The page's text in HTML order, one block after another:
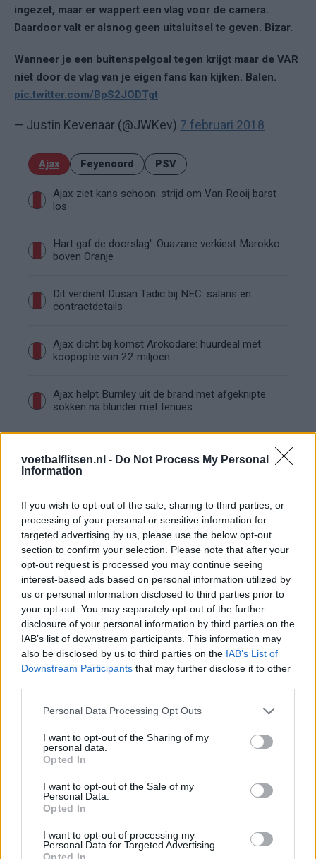
voetbalflitsen.nl - Do Not Process My Personal
Information
If you wish to opt-out of the sale, sharing to third parties, or
processing of your personal or sensitive information for
targeted advertising by us, please use the below opt-out
section to confirm your selection. Please note that after your
opt-out request is processed you may continue seeing
interest-based ads based on personal information utilized by
us or personal information disclosed to third parties prior to
your opt-out. You may separately opt-out of the further
disclosure of your personal information by third parties on the
IAB’s list of downstream participants. This information may
also be disclosed by us to third parties on the IAB’s List of
Downstream Participants that may further disclose it to other
Personal Data Processing Opt Outs
I want to opt-out of the Sharing of my
personal data.
Opted In
I want to opt-out of the Sale of my
Personal Data.
Opted In
I want to opt-out of processing my
Personal Data for Targeted Advertising.
Opted In
ingezet, maar er wappert een vlag voor de camera.
Daardoor valt er alsnog geen uitsluitsel te geven. Bizar.
Wanneer je een buitenspelgoal tegen krijgt maar de VAR
niet door de vlag van je eigen fans kan kijken. Balen.
pic.twitter.com/BpS2JODTgt
— Justin Kevenaar (@JWKev) 7 februari 2018
Ajax Feyenoord PSV
Ajax ziet kans schoon: strijd om Van Rooij barst
los
Hart gaf de doorslag': Ouazane verkiest Marokko
boven Oranje
Dit verdient Dusan Tadic bij NEC: salaris en
contractdetails
Ajax dicht bij komst Arokodare: huurdeal met
koopoptie van 22 miljoen
Ajax helpt Burnley uit de brand met afgeknipte
sokken na blunder met tenues
appartement op Amsterdamse Zuidas
Ajax: 'Hier gaan fans van genieten'
Resterend oefenprogramma Ajax: waar zijn de
duels te zien
Ajax groeit onder Míchel, maar transfermarkt
blijft cruciaal
Ajax-talent Mohamed Abdalla schrijft Europese
geschiedenis
de basis bij FC Barcelona
Servische media vergelijken Ajax-talent Abdellah
Ouazane met Lionel Messi
Ajax zet grote stap richting volgende ronde na
ruime zege op Vojvodina
Dusan Tadic kijkt met bijzondere gevoelens naar